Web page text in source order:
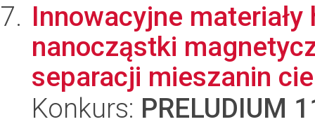
Innowacyjne
nanocząstki
separacji mieszanin
Konkurs: PRELUDIUM